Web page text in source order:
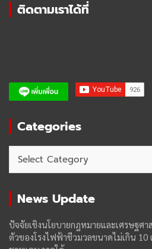
ติดตามเราได้ที่
Categories
News Update
ปัจจัยเชิงนโยบายกฎหมายและเศรษฐศา
ตัวของโรงไฟฟ้าชีวมวลขนาดไม่เกิน